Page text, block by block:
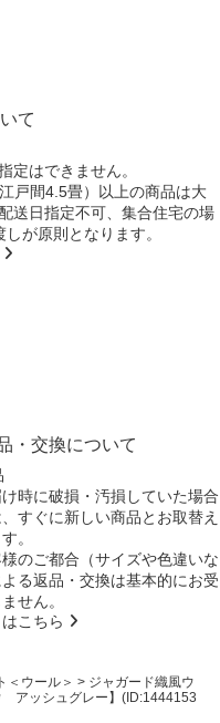
て
定はできません。
戸間4.5畳）以上の商品は大
送日指定不可、集合住宅の場
しが原則となります。
・交換について
時に破損・汚損していた場合
すぐに新しい商品とお取替え
。
のご都合（サイズや色違いな
よる返品・交換は基本的にお受
せん。
こちら
＜ウール＞ > ジャガード織風ウ
アッシュグレー】(ID:1444153